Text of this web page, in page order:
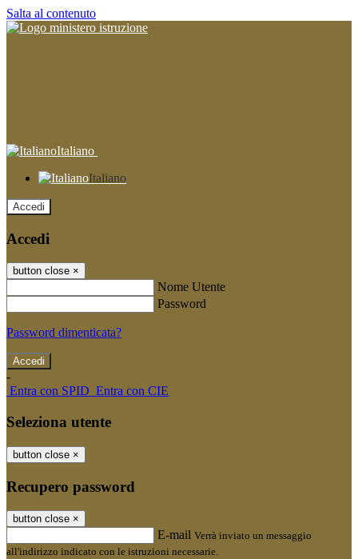
Salta al contenuto
Italiano
Italiano
Accedi
Accedi
button close ×
Nome Utente
Password
Password dimenticata?
-
Entra con SPID Entra con CIE
Seleziona utente
button close ×
Recupero password
button close ×
E-mail Verrà inviato un messaggio
all'indirizzo indicato con le istruzioni necessarie.